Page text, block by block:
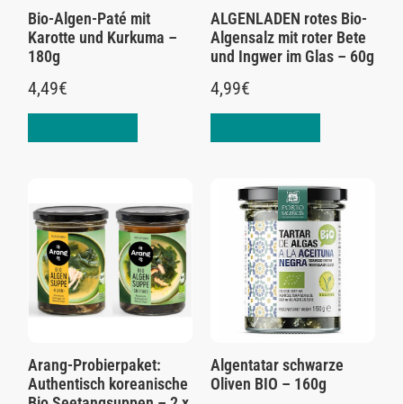
Bio-Algen-Paté mit
Karotte und Kurkuma –
180g
4,49€
ALGENLADEN rotes Bio-
Algensalz mit roter Bete
und Ingwer im Glas – 60g
4,99€
Arang-Probierpaket:
Authentisch koreanische
Algentatar schwarze
Oliven BIO – 160g